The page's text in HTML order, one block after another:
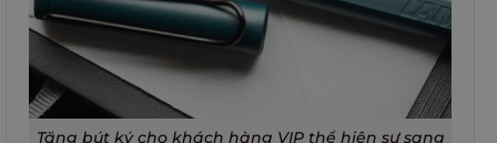
Tặng bút ký cho khách hàng VIP thể hiện sự sang